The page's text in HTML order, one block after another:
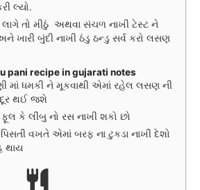
લ્યો.
લાગે તો મીઠું અથવા સંચળ નાખી ટેસ્ટ ને
ખારી બુંદી નાખી ઠંડુ ઠન્ડુ સર્વ કરો લસણ
pani recipe in gujarati notes
માં ધમકી ને મૂકવાથી એમાં રહેલ લસણ ની
દૂર થઈ જશે
કે લીંબુ નો રસ નાખી શકો છો
વખતે એમાં બરફ ના ટુકડા નાખી દેશો
થાય